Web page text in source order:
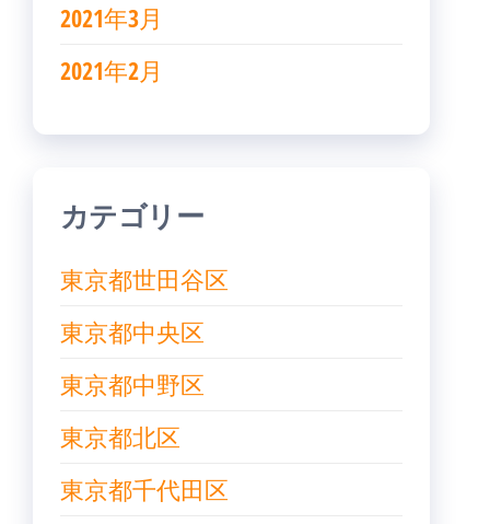
2021年3月
2021年2月
カテゴリー
東京都世田谷区
東京都中央区
東京都中野区
東京都北区
東京都千代田区